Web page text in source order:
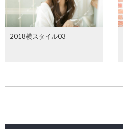
2018横スタイル03